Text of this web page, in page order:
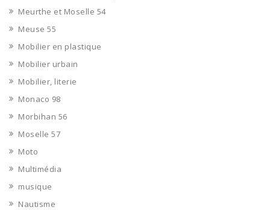
Meurthe et Moselle 54
Meuse 55
Mobilier en plastique
Mobilier urbain
Mobilier, literie
Monaco 98
Morbihan 56
Moselle 57
Moto
Multimédia
musique
Nautisme